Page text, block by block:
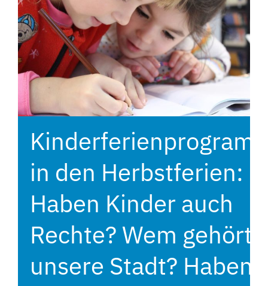
in den Herbstferien:
Haben Kinder auch
Rechte? Wem gehört
unsere Stadt? Haben